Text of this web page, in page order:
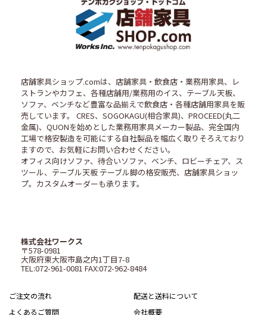
店舗家具ショップ.comは、店舗家具・飲食店・業務用家具、レ
ストランやカフェ、各種店舗用/業務用のイス、テーブル天板、
ソファ、ベンチなど豊富な品揃えで飲食店・各種店舗用家具を販
売しています。 CRES、SOGOKAGU(相合家具)、PROCEED(丸二
金属)、QUONを始めとした業務用家具メーカー製品、完全国内
工場で格安製造を可能にする自社製品を幅広く取りそろえており
ますので、お気軽にお問い合わせください。
オフィス向けソファ、待合いソファ、ベンチ、ロビーチェア、ス
ツール、テーブル天板 テーブル脚の格安販売、店舗家具ショッ
プ。カスタムオーダーも承ります。
株式会社ワークス
〒578-0981
大阪府東大阪市島之内1丁目7-8
TEL:072-961-0081 FAX:072-962-8484
ご注文の流れ
配送と送料について
よくあるご質問
会社概要